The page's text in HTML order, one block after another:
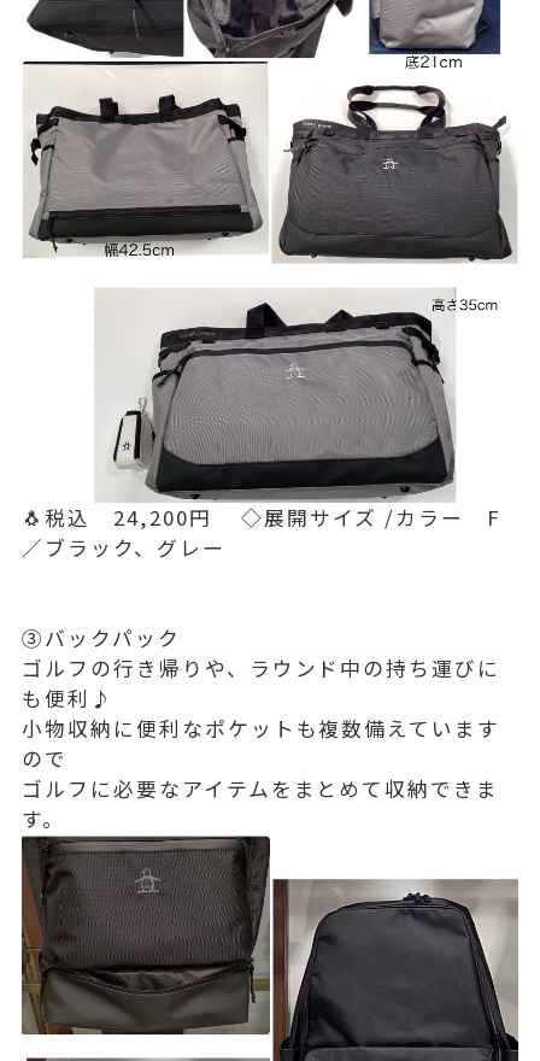
🐧税込 24,200円 ◇展開サイズ /カラー F
／ブラック、グレー
③バックパック
ゴルフの行き帰りや、ラウンド中の持ち運びに
も便利♪
小物収納に便利なポケットも複数備えています
ので
ゴルフに必要なアイテムをまとめて収納できま
す。